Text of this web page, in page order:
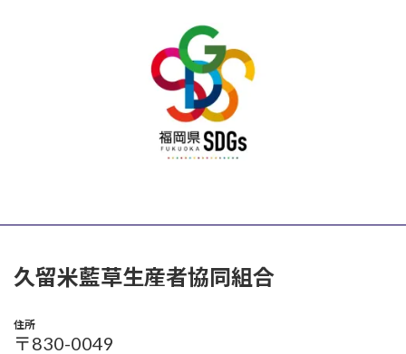
久留米藍草生産者協同組合
住所
〒830-0049